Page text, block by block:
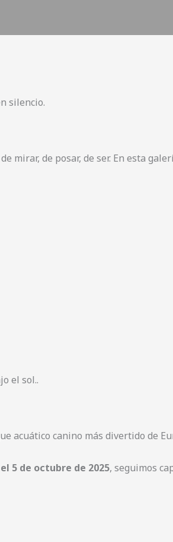
silencio.
mirar, de posar, de ser. En esta
el sol..
acuático canino más divertido de
5 de octubre de 2025, seguimos